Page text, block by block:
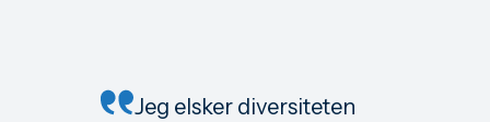
Jeg elsker diversiteten